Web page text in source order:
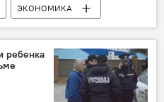
ЭКОНОМИКА
ЕС
санкции
ребенка